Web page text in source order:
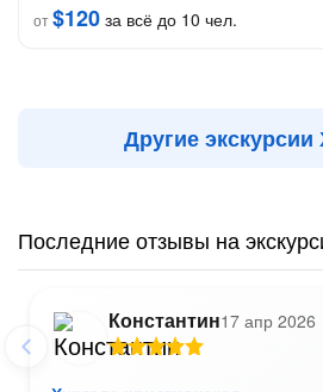
от$120 за всё до 10 чел.
Другие
Последние отзывы на
Константин17 апр 2026